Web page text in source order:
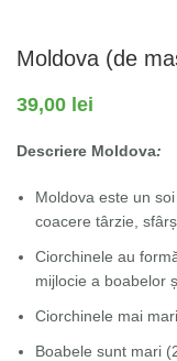
Moldova (de
39,00 lei
Descriere Moldova:
Moldova este un
coacere târzie,
Ciorchinele au
mijlocie a boabelor
Ciorchinele mai
Boabele sunt mari